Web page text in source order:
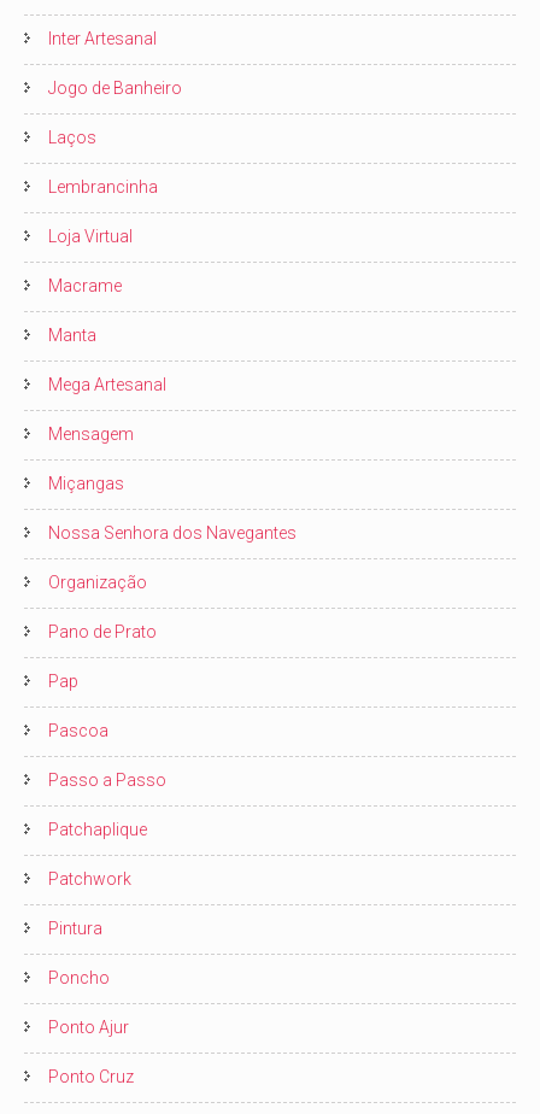
Inter Artesanal
Jogo de Banheiro
Laços
Lembrancinha
Loja Virtual
Macrame
Manta
Mega Artesanal
Mensagem
Miçangas
Nossa Senhora dos Navegantes
Organização
Pano de Prato
Pap
Pascoa
Passo a Passo
Patchaplique
Patchwork
Pintura
Poncho
Ponto Ajur
Ponto Cruz